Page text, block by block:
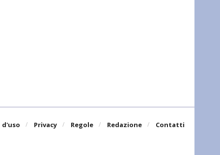
d'uso Privacy Regole Redazione Contatti